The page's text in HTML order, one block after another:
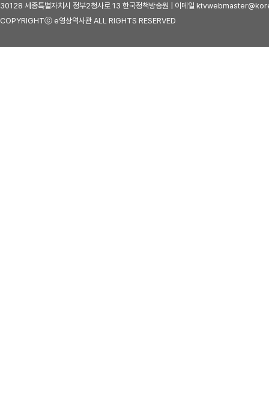
30128 세종특별자치시 정부2청사로 13 한국정책방송원 | 이메일
COPYRIGHTⓒ e영상역사관 ALL RIGHTS RESERVED